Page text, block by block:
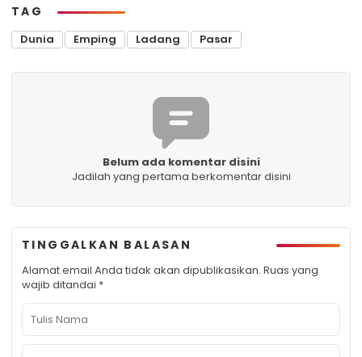
TAG
Dunia Emping Ladang Pasar
Belum ada komentar disini
Jadilah yang pertama berkomentar disini
TINGGALKAN BALASAN
Alamat email Anda tidak akan dipublikasikan. Ruas yang
wajib ditandai *